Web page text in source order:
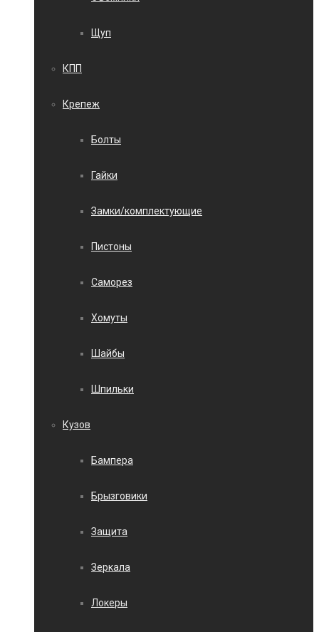
Щуп
КПП
Крепеж
Болты
Гайки
Замки/комплектующие
Пистоны
Саморез
Хомуты
Шайбы
Шпильки
Кузов
Бампера
Брызговики
Защита
Зеркала
Локеры